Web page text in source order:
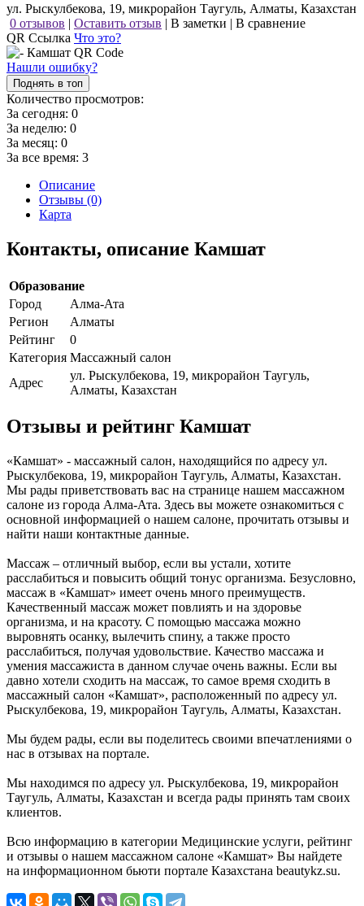
ул. Рыскулбекова, 19, микрорайон Таугуль, Алматы, Казахстан
0 отзывов | Оставить отзыв | В заметки | В сравнение
QR Ссылка Что это?
Нашли ошибку?
Поднять в топ
Количество просмотров:
За сегодня: 0
За неделю: 0
За месяц: 0
За все время: 3
Описание
Отзывы (0)
Карта
Контакты, описание Камшат
Образование
Город
Алма-Ата
Регион
Алматы
Рейтинг
0
Категория Массажный салон
Адрес
ул. Рыскулбекова, 19, микрорайон Таугуль,
Алматы, Казахстан
Отзывы и рейтинг Камшат
«Камшат» - массажный салон, находящийся по адресу ул.
Рыскулбекова, 19, микрорайон Таугуль, Алматы, Казахстан.
Мы рады приветствовать вас на странице нашем массажном
салоне из города Алма-Ата. Здесь вы можете ознакомиться с
основной информацией о нашем салоне, прочитать отзывы и
найти наши контактные данные.
Массаж – отличный выбор, если вы устали, хотите
расслабиться и повысить общий тонус организма. Безусловно,
массаж в «Камшат» имеет очень много преимуществ.
Качественный массаж может повлиять и на здоровье
организма, и на красоту. С помощью массажа можно
выровнять осанку, вылечить спину, а также просто
расслабиться, получая удовольствие. Качество массажа и
умения массажиста в данном случае очень важны. Если вы
давно хотели сходить на массаж, то самое время сходить в
массажный салон «Камшат», расположенный по адресу ул.
Рыскулбекова, 19, микрорайон Таугуль, Алматы, Казахстан.
Мы будем рады, если вы поделитесь своими впечатлениями о
нас в отзывах на портале.
Мы находимся по адресу ул. Рыскулбекова, 19, микрорайон
Таугуль, Алматы, Казахстан и всегда рады принять там своих
клиентов.
Всю информацию в категории Медицинские услуги, рейтинг
и отзывы о нашем массажном салоне «Камшат» Вы найдете
на информационном бьюти портале Казахстана beautykz.su.